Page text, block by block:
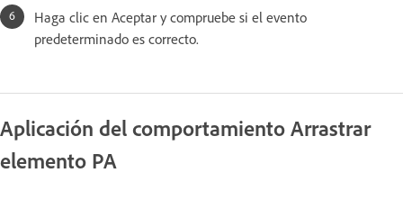
Haga clic en Aceptar y compruebe si el evento
predeterminado es correcto.
Aplicación del comportamiento Arrastrar
elemento PA